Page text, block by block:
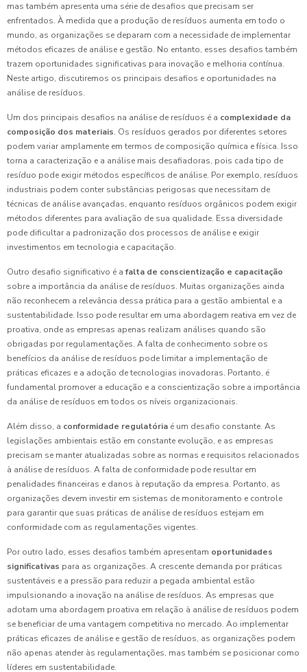
mas também apresenta uma série de desafios que precisam ser
enfrentados. À medida que a produção de resíduos aumenta em todo o
mundo, as organizações se deparam com a necessidade de implementar
métodos eficazes de análise e gestão. No entanto, esses desafios também
trazem oportunidades significativas para inovação e melhoria contínua.
Neste artigo, discutiremos os principais desafios e oportunidades na
análise de resíduos.
Um dos principais desafios na análise de resíduos é a complexidade da
composição dos materiais. Os resíduos gerados por diferentes setores
podem variar amplamente em termos de composição química e física. Isso
torna a caracterização e a análise mais desafiadoras, pois cada tipo de
resíduo pode exigir métodos específicos de análise. Por exemplo, resíduos
industriais podem conter substâncias perigosas que necessitam de
técnicas de análise avançadas, enquanto resíduos orgânicos podem exigir
métodos diferentes para avaliação de sua qualidade. Essa diversidade
pode dificultar a padronização dos processos de análise e exigir
investimentos em tecnologia e capacitação.
Outro desafio significativo é a falta de conscientização e capacitação
sobre a importância da análise de resíduos. Muitas organizações ainda
não reconhecem a relevância dessa prática para a gestão ambiental e a
sustentabilidade. Isso pode resultar em uma abordagem reativa em vez de
proativa, onde as empresas apenas realizam análises quando são
obrigadas por regulamentações. A falta de conhecimento sobre os
benefícios da análise de resíduos pode limitar a implementação de
práticas eficazes e a adoção de tecnologias inovadoras. Portanto, é
fundamental promover a educação e a conscientização sobre a importância
da análise de resíduos em todos os níveis organizacionais.
Além disso, a conformidade regulatória é um desafio constante. As
legislações ambientais estão em constante evolução, e as empresas
precisam se manter atualizadas sobre as normas e requisitos relacionados
à análise de resíduos. A falta de conformidade pode resultar em
penalidades financeiras e danos à reputação da empresa. Portanto, as
organizações devem investir em sistemas de monitoramento e controle
para garantir que suas práticas de análise de resíduos estejam em
conformidade com as regulamentações vigentes.
Por outro lado, esses desafios também apresentam oportunidades
significativas para as organizações. A crescente demanda por práticas
sustentáveis e a pressão para reduzir a pegada ambiental estão
impulsionando a inovação na análise de resíduos. As empresas que
adotam uma abordagem proativa em relação à análise de resíduos podem
se beneficiar de uma vantagem competitiva no mercado. Ao implementar
práticas eficazes de análise e gestão de resíduos, as organizações podem
não apenas atender às regulamentações, mas também se posicionar como
líderes em sustentabilidade.